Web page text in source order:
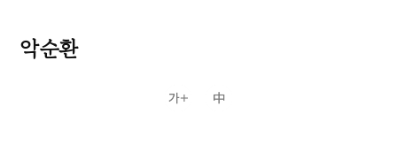
악순환